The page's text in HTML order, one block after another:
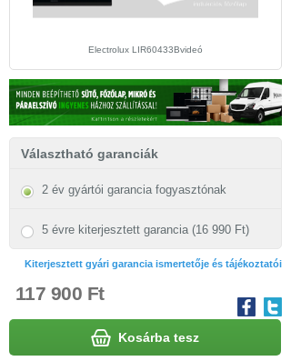
Electrolux LIR60433Bvideó
Választható garanciák
2 év gyártói garancia fogyasztónak
5 évre kiterjesztett garancia (16 990 Ft)
Kiterjesztett gyári garancia ismertetője és tájékoztatói
117 900 Ft
Kosárba tesz